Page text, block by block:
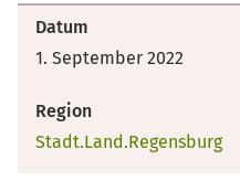
Datum
1. September 2022
Region
Stadt.Land.Regensburg